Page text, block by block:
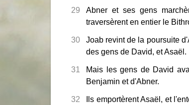
29
Abner et ses gens
traversèrent en entier le
30
Joab revint de la poursuite
des gens de David, et Asaël.
31
Mais les gens de David
Benjamin et d'Abner.
32 Ils emportèrent Asaël, et